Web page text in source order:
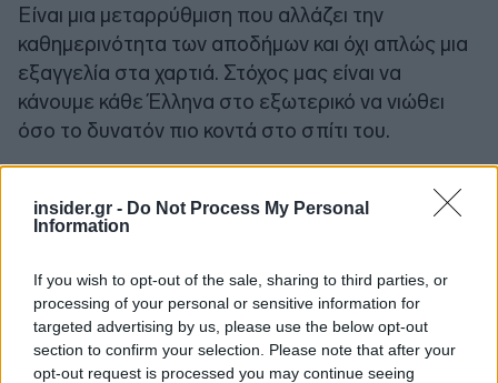
insider.gr - Do Not Process My Personal
Information
If you wish to opt-out of the sale, sharing to third parties, or
processing of your personal or sensitive information for
targeted advertising by us, please use the below opt-out
section to confirm your selection. Please note that after your
opt-out request is processed you may continue seeing
Είναι μια μεταρρύθμιση που αλλάζει την
καθημερινότητα των αποδήμων και όχι απλώς μια
εξαγγελία στα χαρτιά. Στόχος μας είναι να
κάνουμε κάθε Έλληνα στο εξωτερικό να νιώθει
όσο το δυνατόν πιο κοντά στο σπίτι του.